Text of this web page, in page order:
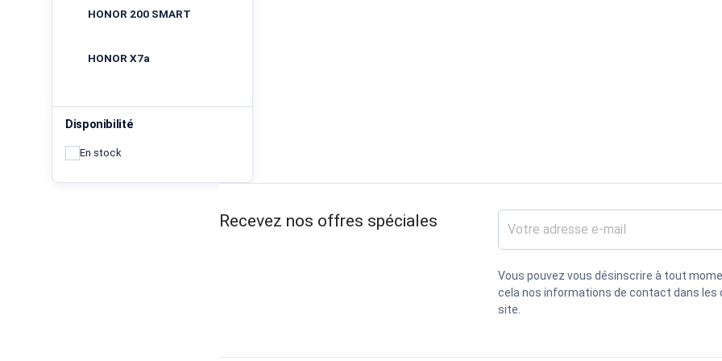
HONOR 200 SMART
HONOR X7a
Disponibilité
En stock
Recevez nos offres spéciales
Vous pouvez vous désinscrire à tout
cela nos informations de contact dans les
site.